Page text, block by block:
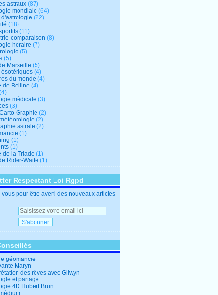
astraux (87)
mondiale (64)
d'astrologie (22)
(18)
(11)
comparaison (8)
horaire (7)
(5)
(5)
Marseille (5)
ésotériques (4)
du monde (4)
de Belline (4)
médicale (3)
(3)
Graphie (2)
(2)
astrale (2)
(1)
(1)
(1)
de la Triade (1)
Rider-Waite (1)
Respectant Loi Rgpd
vous pour être averti des nouveaux articles
géomancie
Maryn
des rêves avec Gilwyn
et partage
4D Hubert Brun